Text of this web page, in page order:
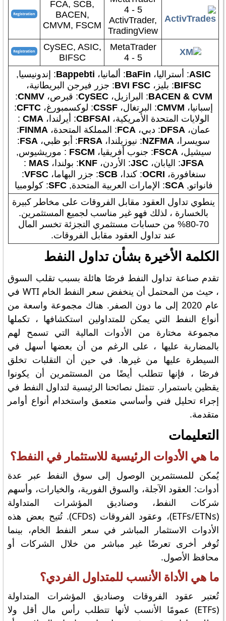
4 - 5
ActivTrader,
TradingView
FCA, SCB,
BACEN,
CMVM, FSCM
MetaTrader
4 - 5
CySEC, ASIC,
BIFSC
ASIC: أستراليا، BaFin: ألمانيا، Bappebti: إندونيسيا,
BIFSC: بليز،BVI FSC: جزر فيرجن البريطانية،
BACEN & CVM: البرازيل،CySEC: قبرص،CNMV
:
إسبانيا، CMVM: البرتغال، CSSF: لوكسمبورغ، CFTC
:
الولايات المتحدة الأمريكية، CBFSAI: أيرلندا، CMA
:
عمان، DFSA: دبي، FCA: المملكة المتحدة، FINMA
:
سويسرا،
NZFMA : نيوزيلندا، FRSA: أبو ظبي، FSA
:
سيشيل،FSCA: جنوب أفريقيا، FSCM : موريشيوس,
JFSA: اليابان،JSC: الأردن،KNF: بولندا،MAS
:
سنغافورة، OCRI: كندا،SCB: جزر البهاما،VFSC
:
فانواتو,SCA: الإمارات العربية المتحدة,SFC: كولومبيا
ينطوي تداول العقود مقابل الفروقات على مخاطر كبيرة
بالخسارة ، لذلك فهو غير مناسب لجميع المستثمرين.
70-80% من حسابات مستثمري التجزئة تخسر المال
عند تداول العقود مقابل الفروقات.
الكلمة الأخيرة بشأن تداول النفط
تقدم صناعة تداول النفط فرصًا هائلة بسبب تقلب السوق
، حيث من المحتمل أن ينخفض ​​سعر النفط الخام WTI في
عام 2020 إلى ما دون الصفر. هناك مجموعة واسعة من
أنواع النفط التي يمكن للمتداولين استكشافها ، تكملها
مجموعة مختارة من الأدوات المالية التي تسمح لهم
بالمضاربة عليها ، على الرغم من أن بعضها أسهل في
السيطرة عليها من غيرها. في حين أن التقلبات تخلق
فرصًا ، فإنها تتطلب أيضًا من المستثمرين أن يكونوا
يقظين باستمرار. تتمثل نصائحنا الرئيسية لتداول النفط في
إجراء تحليل فني وأساسي متعمق واستخدام أنواع أوامر
متقدمة.
التعليمات
ما هي الأدوات الرئيسية للاستثمار في النفط؟
يُمكن للمستثمرين الوصول إلى سوق النفط عبر عدة
أدوات: العقود الآجلة، والسوق الفورية، والخيارات، وأسهم
شركات النفط، وصناديق المؤشرات المتداولة
(ETFs/ETNs)، وعقود الفروقات (CFDs). تُتيح بعض هذه
الأدوات الاستثمار المباشر في سعر النفط الخام، بينما
تُوفر أخرى تعرضًا غير مباشر من خلال الشركات أو
محافظ الأصول.
ما هي الأداة الأنسب للمتداول الفردي؟
تُعتبر عقود الفروقات وصناديق المؤشرات المتداولة
(ETFs) عمومًا الأنسب لأنها تتطلب رأس مال أقل ولا